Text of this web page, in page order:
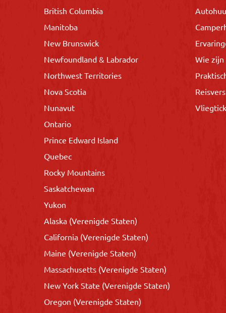
British Columbia
Manitoba
New Brunswick
Newfoundland & Labrador
Northwest Territories
Nova Scotia
Nunavut
Ontario
Prince Edward Island
Quebec
Rocky Mountains
Saskatchewan
Yukon
Alaska (Verenigde Staten)
California (Verenigde Staten)
Maine (Verenigde Staten)
Massachusetts (Verenigde Staten)
New York State (Verenigde Staten)
Oregon (Verenigde Staten)
Wie zijn